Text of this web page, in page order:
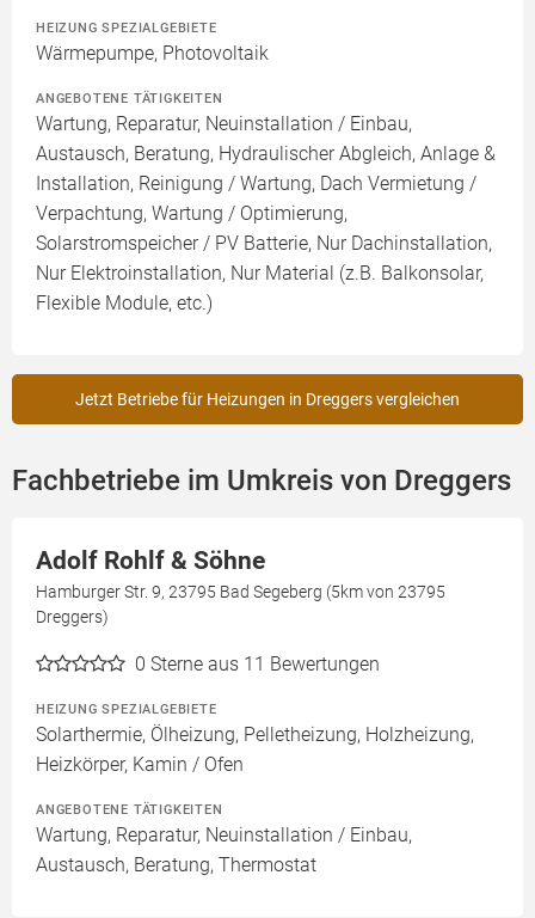
HEIZUNG SPEZIALGEBIETE
Wärmepumpe, Photovoltaik
ANGEBOTENE TÄTIGKEITEN
Wartung, Reparatur, Neuinstallation / Einbau,
Austausch, Beratung, Hydraulischer Abgleich, Anlage &
Installation, Reinigung / Wartung, Dach Vermietung /
Verpachtung, Wartung / Optimierung,
Solarstromspeicher / PV Batterie, Nur Dachinstallation,
Nur Elektroinstallation, Nur Material (z.B. Balkonsolar,
Flexible Module, etc.)
Jetzt Betriebe für Heizungen in Dreggers vergleichen
Fachbetriebe im Umkreis von Dreggers
Adolf Rohlf & Söhne
Hamburger Str. 9, 23795 Bad Segeberg (5km von 23795
Dreggers)
0 Sterne aus 11 Bewertungen
HEIZUNG SPEZIALGEBIETE
Solarthermie, Ölheizung, Pelletheizung, Holzheizung,
Heizkörper, Kamin / Ofen
ANGEBOTENE TÄTIGKEITEN
Wartung, Reparatur, Neuinstallation / Einbau,
Austausch, Beratung, Thermostat